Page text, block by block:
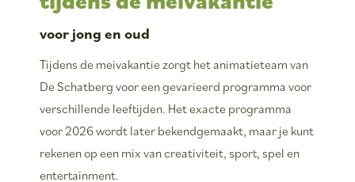
voor jong en oud
Tijdens de meivakantie zorgt het animatieteam van
De Schatberg voor een gevarieerd programma voor
verschillende leeftijden. Het exacte programma
voor 2026 wordt later bekendgemaakt, maar je kunt
rekenen op een mix van creativiteit, sport, spel en
entertainment.